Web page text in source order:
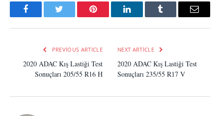
FacebookTwitter Pinterest LinkedInTumblr Email
PREVIOUS ARTICLE
2020 ADAC Kış Lastiği Test
Sonuçları 205/55 R16 H
NEXT ARTICLE
2020 ADAC Kış Lastiği Test
Sonuçları 235/55 R17 V